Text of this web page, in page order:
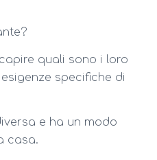
quali sono i loro
specifiche di
e ha un modo
casa.